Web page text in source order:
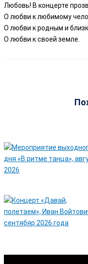
Любовь! В концерте
О любви к любимому
О любви к родным и
О любви к своей земле.